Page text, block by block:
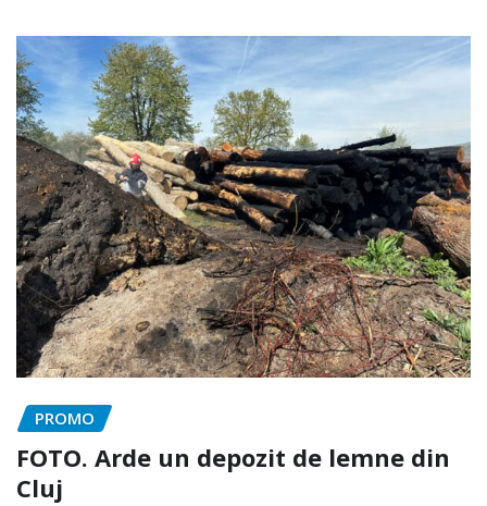
PROMO
FOTO. Arde un depozit de lemne din
Cluj